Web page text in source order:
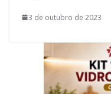
3 de outubro de 2023